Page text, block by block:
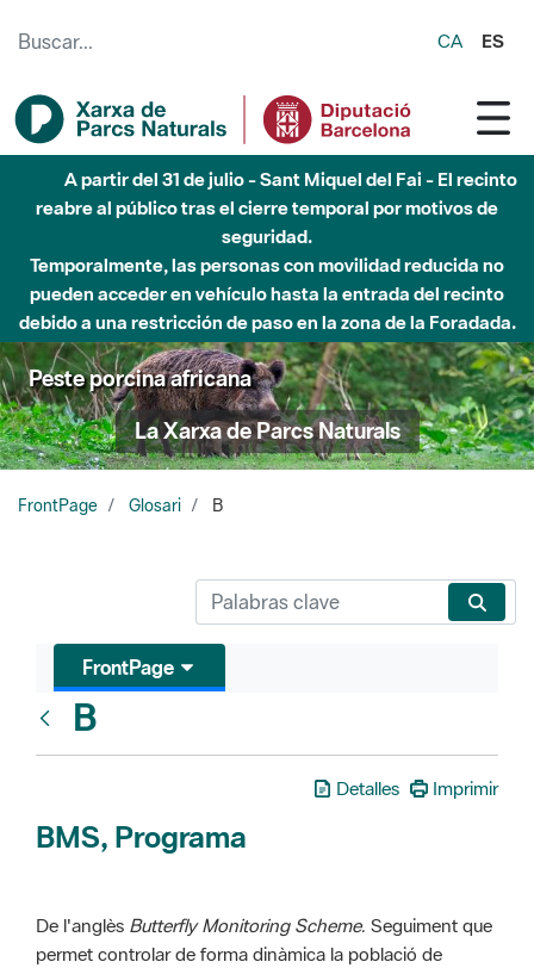
CA ES
A partir del 31 de julio - Sant Miquel del Fai - El recinto
reabre al público tras el cierre temporal por motivos de
seguridad.
Temporalmente, las personas con movilidad reducida no
pueden acceder en vehículo hasta la entrada del recinto
debido a una restricción de paso en la zona de la Foradada.
Peste porcina africana
La Xarxa de Parcs Naturals
FrontPage Glosari B
FrontPage
B
Detalles Imprimir
BMS, Programa
De l'anglès Butterfly Monitoring Scheme. Seguiment que
permet controlar de forma dinàmica la població de